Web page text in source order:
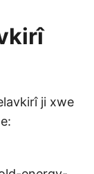
ji xwe